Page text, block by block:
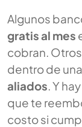
Algunos
gratis al mes
cobran.
dentro de una
aliados . Y
que te
costo si